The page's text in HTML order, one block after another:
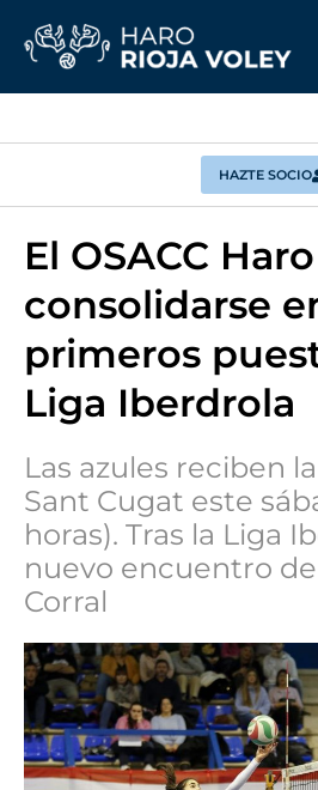
HAZTE SOCIO
El OSACC
consolidarse
primeros
Liga Iberdrola
Las azules reciben
Sant Cugat este
horas). Tras la Liga
nuevo encuentro
Corral